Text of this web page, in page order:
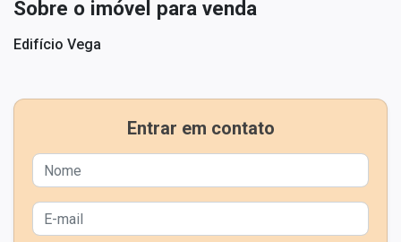
Sobre o imóvel para venda
Edifício Vega
Entrar em contato